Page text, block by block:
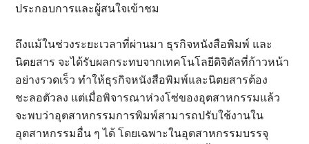
ประกอบการและผู้สนใจเข้าชม
ถึงแม้ในช่วงระยะเวลาที่ผ่านมา ธุรกิจหนังสือพิมพ์ และ
นิตยสาร จะได้รับผลกระทบจากเทคโนโลยีดิจิตัลที่ก้าวหน้า
อย่างรวดเร็ว ทำให้ธุรกิจหนังสือพิมพ์และนิตยสารต้อง
ชะลอตัวลง แต่เมื่อพิจารณาห่วงโซ่ของอุตสาหกรรมแล้ว
จะพบว่าอุตสาหกรรมการพิมพ์สามารถปรับใช้งานใน
อุตสาหกรรมอื่น ๆ ได้ โดยเฉพาะในอุตสาหกรรมบรรจุ